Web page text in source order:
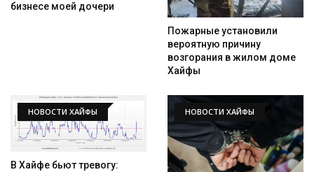
бизнесе моей дочери
Пожарные установили
вероятную причину
возгорания в жилом доме
Хайфы
НОВОСТИ ХАЙФЫ
В Хайфе бьют тревогу:
НОВОСТИ ХАЙФЫ